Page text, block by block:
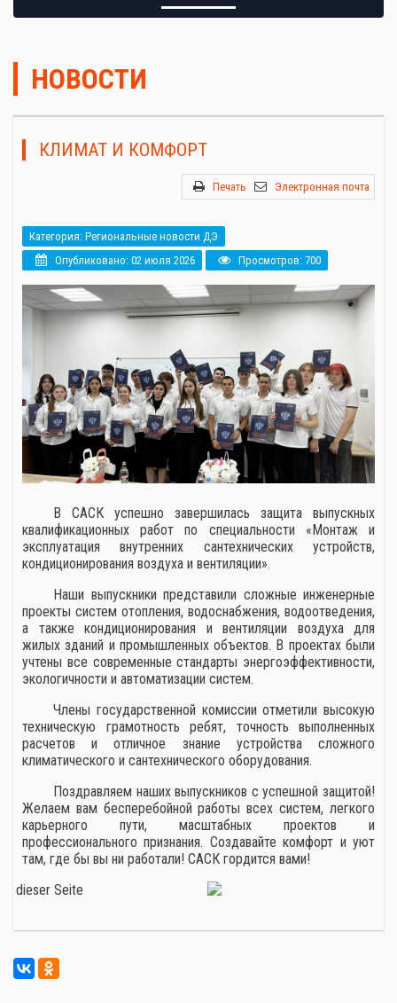
НОВОСТИ
КЛИМАТ И КОМФОРТ
Печать Электронная почта
Категория: Региональные новости ДЭ
Опубликовано: 02 июля 2026
Просмотров: 700
В САСК успешно завершилась защита выпускных
квалификационных работ по специальности «Монтаж и
эксплуатация внутренних сантехнических устройств,
кондиционирования воздуха и вентиляции».
Наши выпускники представили сложные инженерные
проекты систем отопления, водоснабжения, водоотведения,
а также кондиционирования и вентиляции воздуха для
жилых зданий и промышленных объектов. В проектах были
учтены все современные стандарты энергоэффективности,
экологичности и автоматизации систем.
Члены государственной комиссии отметили высокую
техническую грамотность ребят, точность выполненных
расчетов и отличное знание устройства сложного
климатического и сантехнического оборудования.
Поздравляем наших выпускников с успешной защитой!
Желаем вам бесперебойной работы всех систем, легкого
карьерного пути, масштабных проектов и
профессионального признания. Создавайте комфорт и уют
там, где бы вы ни работали! САСК гордится вами!